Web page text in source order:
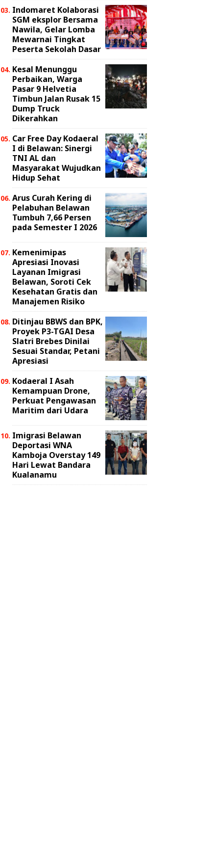
Indomaret Kolaborasi
SGM eksplor Bersama
Nawila, Gelar Lomba
Mewarnai Tingkat
Peserta Sekolah Dasar
Kesal Menunggu
Perbaikan, Warga
Pasar 9 Helvetia
Timbun Jalan Rusak 15
Dump Truck
Dikerahkan
Car Free Day Kodaeral
I di Belawan: Sinergi
TNI AL dan
Masyarakat Wujudkan
Hidup Sehat
Arus Curah Kering di
Pelabuhan Belawan
Tumbuh 7,66 Persen
pada Semester I 2026
Kemenimipas
Apresiasi Inovasi
Layanan Imigrasi
Belawan, Soroti Cek
Kesehatan Gratis dan
Manajemen Risiko
Ditinjau BBWS dan BPK,
Proyek P3-TGAI Desa
Slatri Brebes Dinilai
Sesuai Standar, Petani
Apresiasi
Kodaeral I Asah
Kemampuan Drone,
Perkuat Pengawasan
Maritim dari Udara
Imigrasi Belawan
Deportasi WNA
Kamboja Overstay 149
Hari Lewat Bandara
Kualanamu